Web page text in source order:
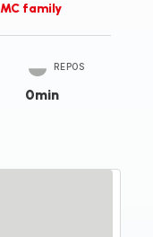
MC family
REPOS
0min